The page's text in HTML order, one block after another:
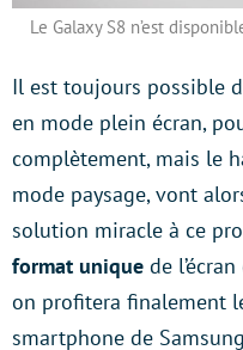
Le Galaxy S8 n’est
Il est toujours possible
en mode plein écran,
complètement, mais le
mode paysage, vont
solution miracle à ce
format unique de
on profitera finalement
smartphone de